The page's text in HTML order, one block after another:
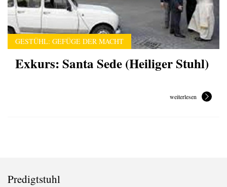
GESTÜHL: GEFÜGE DER MACHT
Exkurs: Santa Sede (Heiliger Stuhl)
weiterlesen
Predigtstuhl